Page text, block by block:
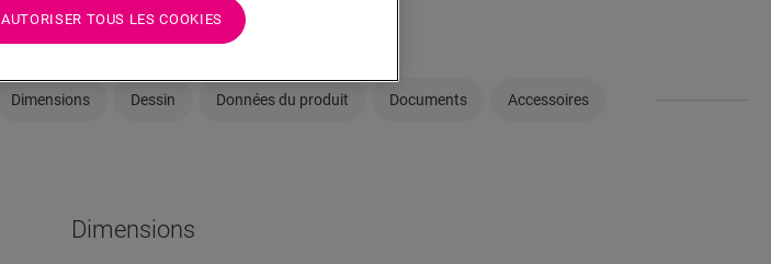
Dimensions Dessin Données du produit Documents Accessoires
Dimensions
AUTORISER TOUS LES COOKIES